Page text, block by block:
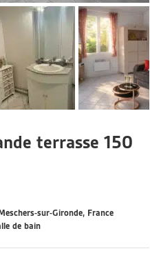
terrasse 150
sur-Gironde, France
de bain